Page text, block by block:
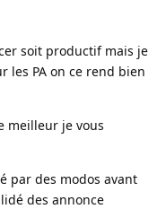
soit productif mais je
les PA on ce rend bien
meilleur je vous
par des modos avant
des annonce